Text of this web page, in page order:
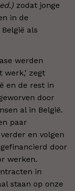
zodat jonge
in de
als
werden
werk,’ zegt
en de rest in
door
al in België.
paar
en volgen
door
werken.
in
staan op onze